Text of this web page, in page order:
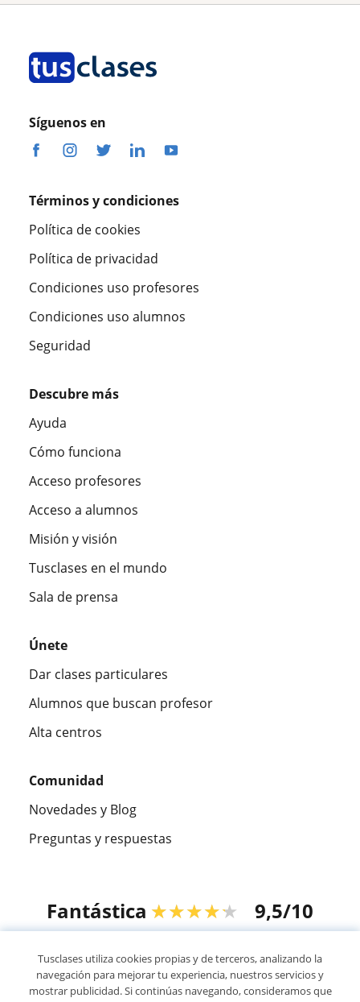
Síguenos en
Términos y condiciones
Política de cookies
Política de privacidad
Condiciones uso profesores
Condiciones uso alumnos
Seguridad
Descubre más
Ayuda
Cómo funciona
Acceso profesores
Acceso a alumnos
Misión y visión
Tusclases en el mundo
Sala de prensa
Únete
Dar clases particulares
Alumnos que buscan profesor
Alta centros
Comunidad
Novedades y Blog
Preguntas y respuestas
Fantástica ★★★★★ 9,5/10
© 2007 - 2026 Tusclases.co
Tusclases utiliza cookies propias y de terceros, analizando la
navegación para mejorar tu experiencia, nuestros servicios y
mostrar publicidad. Si continúas navegando, consideramos que